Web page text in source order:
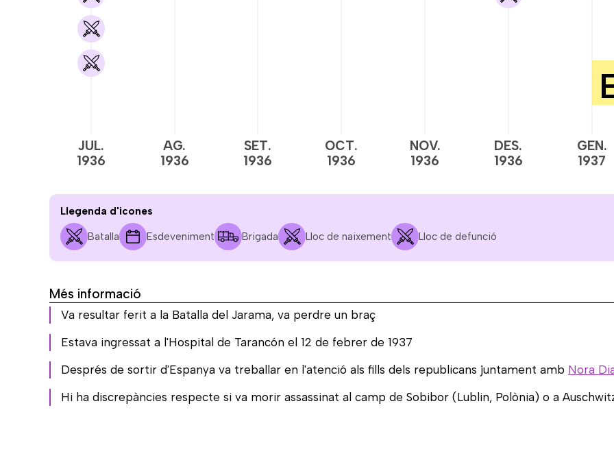
JUL.
1936
AG.
1936
SET.
1936
OCT.
1936
NOV.
1936
DES.
1936
GEN.
1937
Llegenda d'icones
Batalla Esdeveniment Brigada Lloc de naixement Lloc de defunció
Més informació
Va resultar ferit a la Batalla del Jarama, va perdre un braç
Estava ingressat a l'Hospital de Tarancón el 12 de febrer de 1937
Després de sortir d'Espanya va treballar en l'atenció als fills dels republicans juntament amb Nora
Hi ha discrepàncies respecte si va morir assassinat al camp de Sobibor (Lublin, Polònia) o a